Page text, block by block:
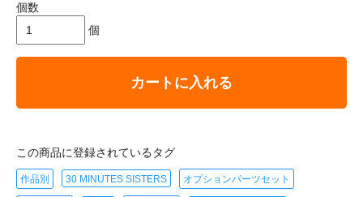
個数
個
カートに入れる
この商品に登録されているタグ
作品別 30 MINUTES SISTERS オプションパーツセット